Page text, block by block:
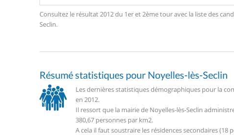
Consultez le résultat 2012 du 1er et 2ème tour avec la liste des
Seclin.
Résumé statistiques pour Noyelles-lès-Seclin
Les dernières statistiques démographiques pour la
en 2012.
Il ressort que la mairie de Noyelles-lès-Seclin
380,67 personnes par km2.
A cela il faut soustraire les résidences secondaires